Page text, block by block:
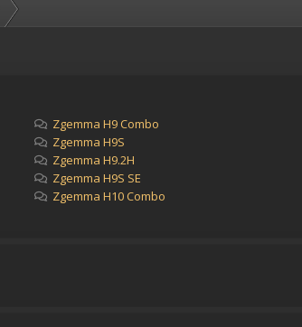
Zgemma H9 Combo
Zgemma H9S
Zgemma H9.2H
Zgemma H9S SE
Zgemma H10 Combo